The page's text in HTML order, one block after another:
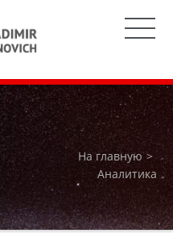
На главную
Аналитика